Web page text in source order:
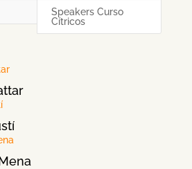
Speakers Curso
Cítricos